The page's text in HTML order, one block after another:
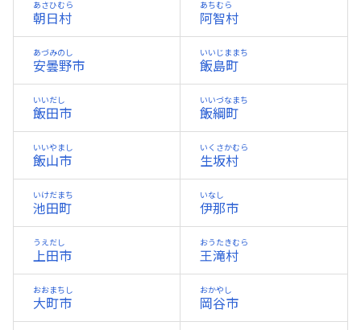
朝日村
あさひむら
阿智村
あちむら
安曇野市
あづみのし
飯島町
いいじままち
飯田市
いいだし
飯綱町
いいづなまち
飯山市
いいやまし
生坂村
いくさかむら
池田町
いけだまち
伊那市
いなし
上田市
うえだし
王滝村
おうたきむら
大町市
おおまちし
岡谷市
おかやし